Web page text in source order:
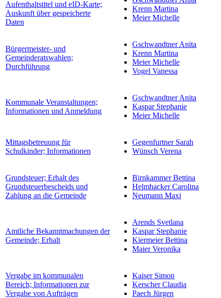
Aufenthaltstitel und eID-Karte;
Auskunft über gespeicherte
Daten
Krenn Martina
Meier Michelle
Bürgermeister- und
Gemeinderatswahlen;
Durchführung
Gschwandtner Anita
Krenn Martina
Meier Michelle
Vogel Vanessa
Kommunale Veranstaltungen;
Informationen und Anmeldung
Gschwandtner Anita
Kaspar Stephanie
Meier Michelle
Mittagsbetreuung für
Schulkinder; Informationen
Gegenfurtner Sarah
Wünsch Verena
Grundsteuer; Erhalt des
Grundsteuerbescheids und
Zahlung an die Gemeinde
Birnkammer Bettina
Helmhacker Carolina
Neumann Maxi
Amtliche Bekanntmachungen der
Gemeinde; Erhalt
Arends Svetlana
Kaspar Stephanie
Kiermeier Bettina
Maier Veronika
Vergabe im kommunalen
Bereich; Informationen zur
Vergabe von Aufträgen
Kaiser Simon
Kerscher Claudia
Paech Jürgen